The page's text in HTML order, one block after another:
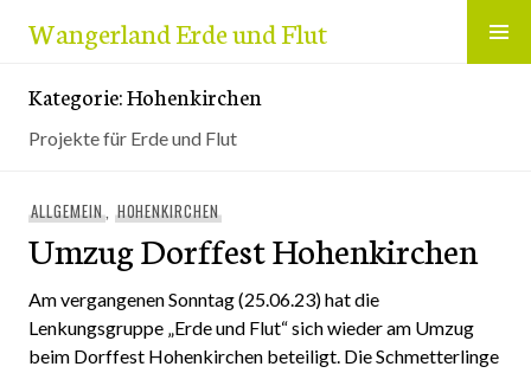
InhaltWangerland Erde und Flut
Kategorie:Hohenkirchen
Projekte für Erde und Flut
ALLGEMEIN, HOHENKIRCHEN
Umzug Dorffest Hohenkirchen
Am vergangenen Sonntag (25.06.23) hat die
Lenkungsgruppe „Erde und Flut“ sich wieder am Umzug
beim Dorffest Hohenkirchen beteiligt. Die Schmetterlinge